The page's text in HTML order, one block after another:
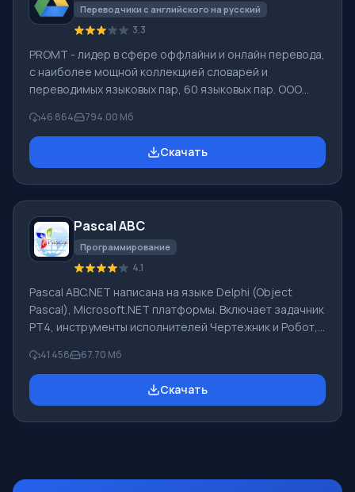
дисками, SSПереводчики с английского на русский
3.3
PROMT - лидер в сфере оффлайни и онлайн перевода,
с наиболее мощной коллекцией словарей и
переводимых языковых пар, 60 языковых пар. ООО
разработчик систем перевода для частных
пользователей и корпораций. Программой PROMT
обеспечивается перевод любого текста, пользуясь
русского интерфейса или электронные письма
иностранной компани
46 864 794.00 Мб
Скачать
Pascal ABC
Программирование
4.1
Pascal ABC.NET написана на языке Delphi (Object
Pascal), Microsoft.NET платформы. Включает задачник
PT4, инструменты исполнителей Чертежник и Робот,
изучении программирования. Основное назначение
систем программирования Pascal ABC.NET изучение и
обучение языкам современного программирования.
41 458 67.70 Мб
Скачать